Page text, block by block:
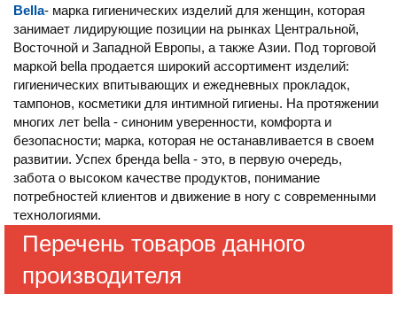
Bella- марка гигиенических изделий для женщин, которая
занимает лидирующие позиции на рынках Центральной,
Восточной и Западной Европы, а также Азии. Под торговой
маркой bella продается широкий ассортимент изделий:
гигиенических впитывающих и ежедневных прокладок,
тампонов, косметики для интимной гигиены. На протяжении
многих лет bella - синоним уверенности, комфорта и
безопасности; марка, которая не останавливается в своем
развитии. Успех бренда bella - это, в первую очередь,
забота о высоком качестве продуктов, понимание
потребностей клиентов и движение в ногу с современными
технологиями.
Перечень товаров данного
производителя